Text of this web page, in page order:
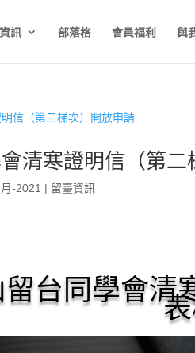
訊 部落格 會員福利 與
清寒證明信（第二
-2021 | 留臺資訊
台同學會清